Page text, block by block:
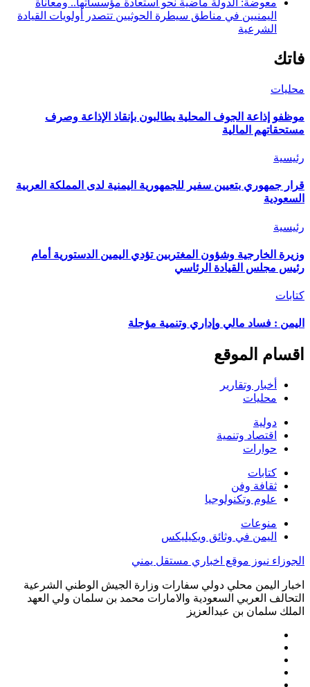
اليمنيين في مناطق سيطرة الحوثيين تتصدر أولويات القيادة
الشرعية
فاتك
محليات
موظفو إذاعة الجوف المحلية يطالبون بإنقاذ الإذاعة وصرف
مستحقاتهم المالية
رئيسية
قرار جمهوري بتعيين سفير للجمهورية اليمنية لدى المملكة العربية
السعودية
رئيسية
وزيرة الخارجية وشؤون المغتربين تؤدي اليمين الدستورية أمام
رئيس مجلس القيادة الرئاسي
كتابات
اليمن : فساد مالي وإداري وتنمية مؤجلة
اقسام الموقع
أخبار وتقارير
محليات
دولية
اقتصاد وتنمية
حوارات
كتابات
ثقافة وفن
علوم وتكنولوجيا
منوعات
اليمن في وثائق ويكيليكس
الجوزاء نيوز موقع اخباري مستقل يمني
اخبار اليمن محلي دولي سفارات وزارة الجيش الوطني الشرعية
التحالف العربي السعودية والامارات محمد بن سلمان ولي العهد
الملك سلمان بن عبدالعزيز